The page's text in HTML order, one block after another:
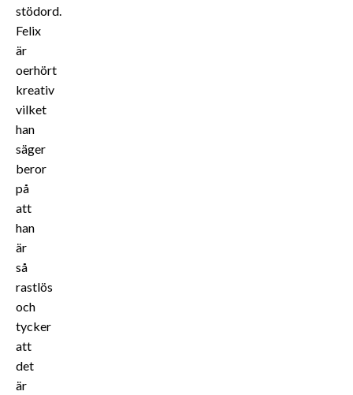
stödord.
Felix
är
oerhört
kreativ
vilket
han
säger
beror
på
att
han
är
så
rastlös
och
tycker
att
det
är